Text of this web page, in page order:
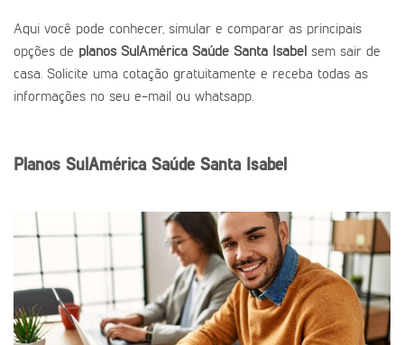
Aqui você pode conhecer, simular e comparar as principais
opções de planos SulAmérica Saúde Santa Isabel sem sair de
casa. Solicite uma cotação gratuitamente e receba todas as
informações no seu e-mail ou whatsapp.
Planos SulAmérica Saúde Santa Isabel